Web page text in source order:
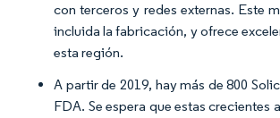
con terceros y redes externas. Este
incluida la fabricación, y ofrece
esta región.
A partir de 2019, hay más de 800
FDA. Se espera que estas